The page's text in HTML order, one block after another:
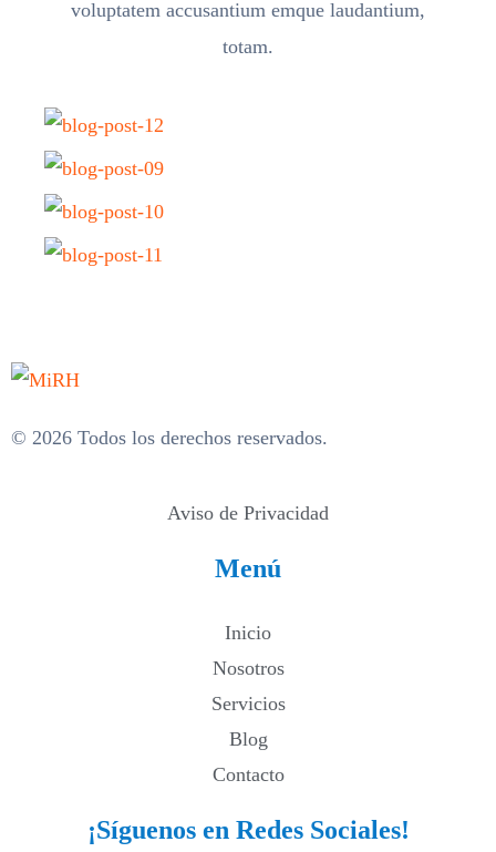
voluptatem accusantium emque laudantium,
totam.
© 2026 Todos los derechos reservados.
Aviso de Privacidad
Menú
Inicio
Nosotros
Servicios
Blog
Contacto
¡Síguenos en Redes Sociales!